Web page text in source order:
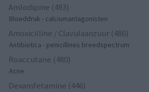
Amlodipine (493)
Bloeddruk - calciumantagonisten
Amoxicilline / Clavulaanzuur (486)
Antibiotica - penicillines breedspectrum
Roaccutane (480)
Acne
Dexamfetamine (446)